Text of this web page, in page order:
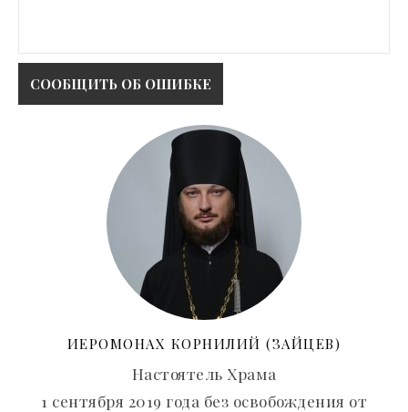
ИЕРОМОНАХ КОРНИЛИЙ (ЗАЙЦЕВ)
Настоятель Храма
1 сентября 2019 года без освобождения от